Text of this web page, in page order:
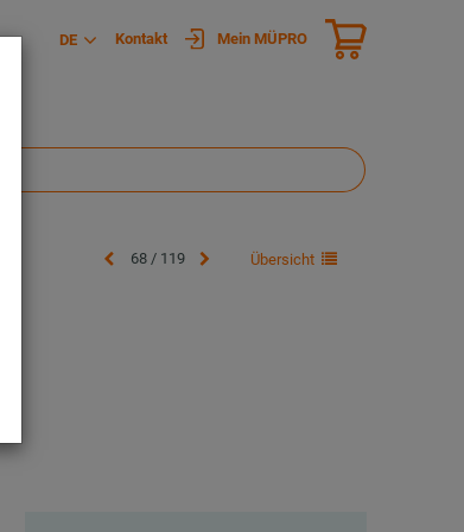
DE Kontakt Mein MÜPRO
68 / 119 Übersicht